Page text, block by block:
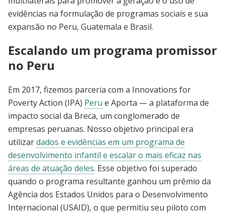
evidências na formulação de programas sociais e sua
expansão no Peru, Guatemala e Brasil.
Escalando um programa promissor
no Peru
Em 2017, fizemos parceria com a Innovations for
Poverty Action (IPA) Peru e Aporta — a plataforma de
impacto social da Breca, um conglomerado de
empresas peruanas. Nosso objetivo principal era
utilizardados e evidências em um programa de
desenvolvimento infantil e escalar o mais eficaz nas
áreas de atuação deles. Esse objetivo foi superado
quando o programa resultante ganhou um prêmio da
Agência dos Estados Unidos para o Desenvolvimento
Internacional (USAID), o que permitiu seu piloto com